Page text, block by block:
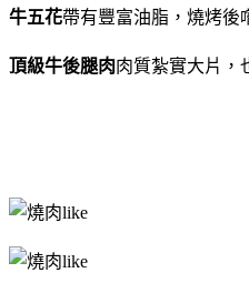
牛五花帶有豐富油脂，燒烤後
頂級牛後腿肉肉質紮實大片，